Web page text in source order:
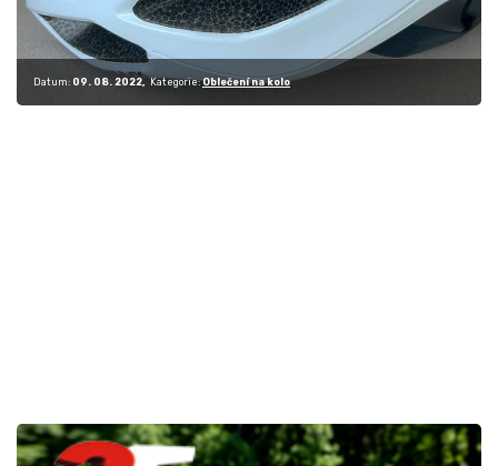
Datum: 09. 08. 2022 Kategorie: Oblečení na kolo